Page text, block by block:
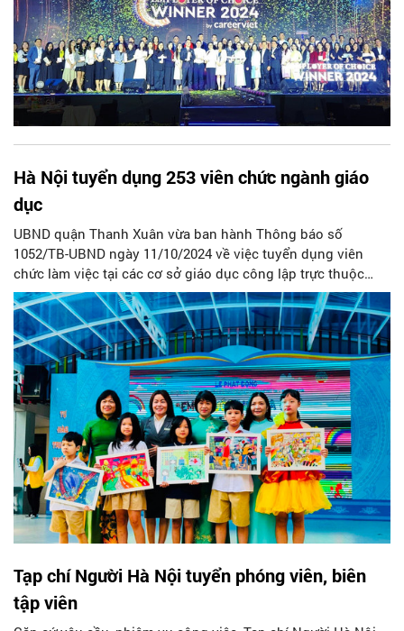
Hà Nội tuyển dụng 253 viên chức ngành giáo
dục
UBND quận Thanh Xuân vừa ban hành Thông báo số
1052/TB-UBND ngày 11/10/2024 về việc tuyển dụng viên
chức làm việc tại các cơ sở giáo dục công lập trực thuộc
UBND quận Thanh Xuân.
Tạp chí Người Hà Nội tuyển phóng viên, biên
tập viên